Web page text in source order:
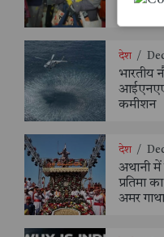
डमरू
देश /
भारतीय
कमीशन
देश /
अथानी में
प्रतिमा
अमर